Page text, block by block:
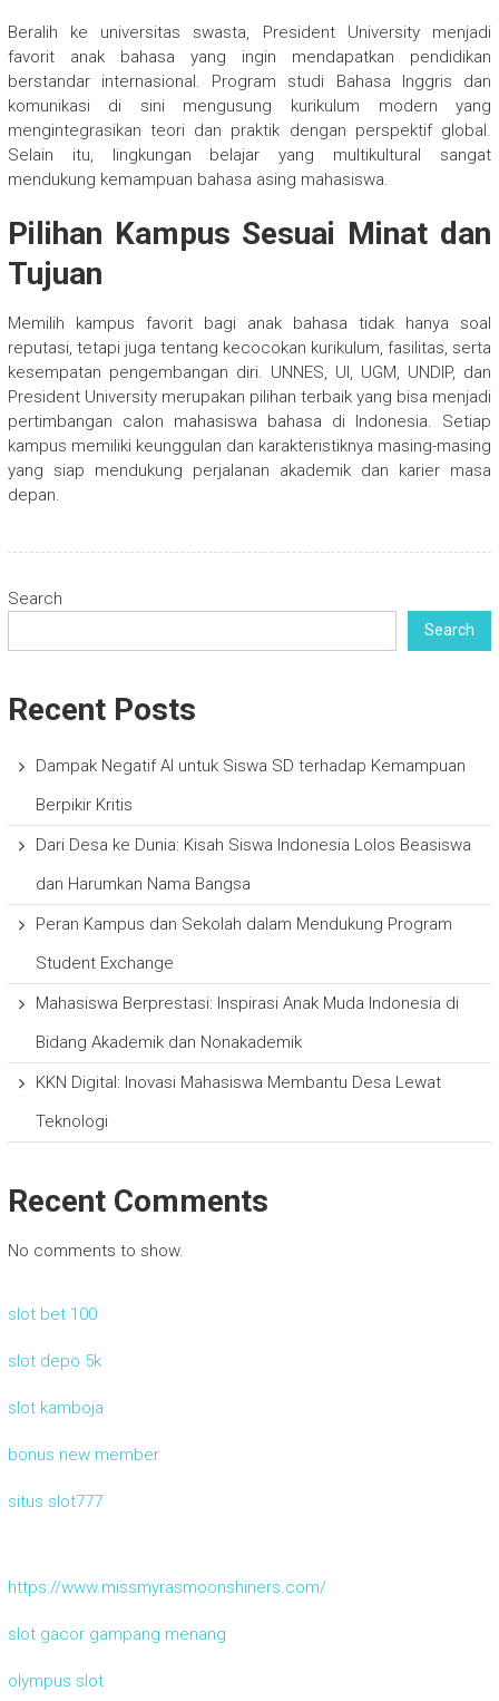
Beralih ke universitas swasta, President University menjadi
favorit anak bahasa yang ingin mendapatkan pendidikan
berstandar internasional. Program studi Bahasa Inggris dan
komunikasi di sini mengusung kurikulum modern yang
mengintegrasikan teori dan praktik dengan perspektif global.
Selain itu, lingkungan belajar yang multikultural sangat
mendukung kemampuan bahasa asing mahasiswa.
Pilihan Kampus Sesuai Minat dan
Tujuan
Memilih kampus favorit bagi anak bahasa tidak hanya soal
reputasi, tetapi juga tentang kecocokan kurikulum, fasilitas, serta
kesempatan pengembangan diri. UNNES, UI, UGM, UNDIP, dan
President University merupakan pilihan terbaik yang bisa menjadi
pertimbangan calon mahasiswa bahasa di Indonesia. Setiap
kampus memiliki keunggulan dan karakteristiknya masing-masing
yang siap mendukung perjalanan akademik dan karier masa
depan.
Search
Search
Recent Posts
Dampak Negatif AI untuk Siswa SD terhadap Kemampuan
Berpikir Kritis
Dari Desa ke Dunia: Kisah Siswa Indonesia Lolos Beasiswa
dan Harumkan Nama Bangsa
Peran Kampus dan Sekolah dalam Mendukung Program
Student Exchange
Mahasiswa Berprestasi: Inspirasi Anak Muda Indonesia di
Bidang Akademik dan Nonakademik
KKN Digital: Inovasi Mahasiswa Membantu Desa Lewat
Teknologi
Recent Comments
No comments to show.
slot bet 100
slot depo 5k
slot kamboja
bonus new member
situs slot777
https://www.missmyrasmoonshiners.com/
slot gacor gampang menang
olympus slot